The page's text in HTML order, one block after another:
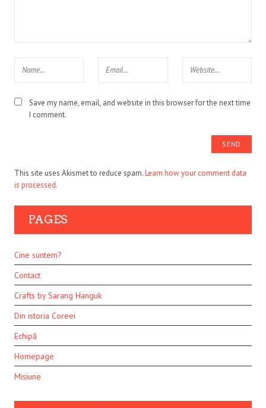
Save my name, email, and website in this browser for the next time
I comment.
This site uses Akismet to reduce spam.Learn how your comment data
is processed.
PAGES
Cine suntem?
Contact
Crafts by Sarang Hanguk
Din istoria Coreei
Echipă
Homepage
Misiune